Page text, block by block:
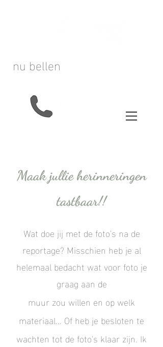
nu bellen
Maak jullie herinneringen
tastbaar!!
Wat doe jij met de foto's na de
reportage? Misschien heb je al
helemaal bedacht wat voor foto je
graag aan de
muur zou willen en op welk
materiaal... Of heb je besloten te
wachten tot de foto's klaar zijn. Ik